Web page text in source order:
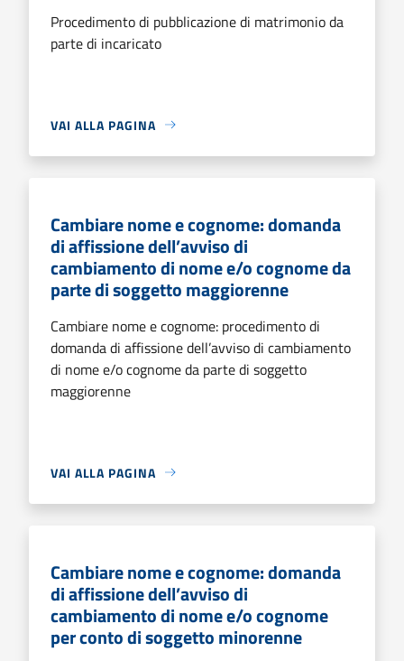
Procedimento di pubblicazione di matrimonio da
parte di incaricato
VAI ALLA PAGINA
Cambiare nome e cognome: domanda
di affissione dell’avviso di
cambiamento di nome e/o cognome da
parte di soggetto maggiorenne
Cambiare nome e cognome: procedimento di
domanda di affissione dell’avviso di cambiamento
di nome e/o cognome da parte di soggetto
maggiorenne
VAI ALLA PAGINA
Cambiare nome e cognome: domanda
di affissione dell’avviso di
cambiamento di nome e/o cognome
per conto di soggetto minorenne